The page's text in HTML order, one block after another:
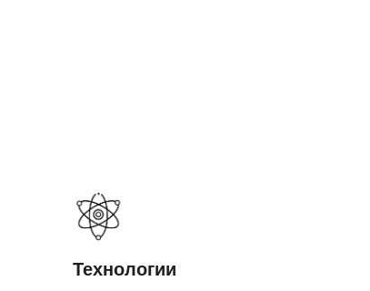
Технологии